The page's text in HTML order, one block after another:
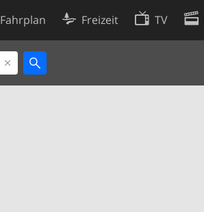
Fahrplan Freizeit TV
Cookie-Richtlinie
Cookie-Einstellungen